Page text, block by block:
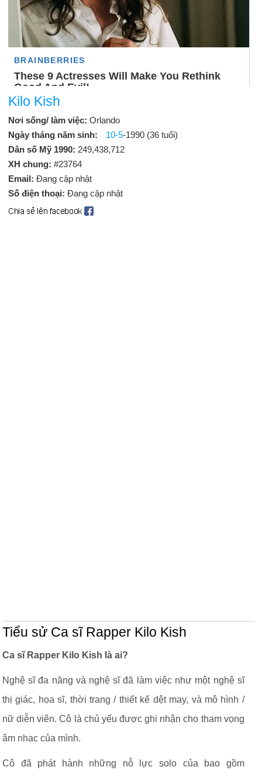
Kilo Kish
Nơi sống/ làm việc: Orlando
Ngày tháng năm sinh:
10-5-1990 (36 tuổi)
Dân số Mỹ 1990: 249,438,712
XH chung: #23764
Email: Đang cập nhật
Số điện thoại: Đang cập nhật
Tiểu sử Ca sĩ Rapper Kilo Kish
Ca sĩ Rapper Kilo Kish là ai?
Nghệ sĩ đa năng và nghệ sĩ đã làm việc như một nghệ sĩ
thị giác, họa sĩ, thời trang / thiết kế dệt may, và mô hình /
nữ diễn viên. Cô là chủ yếu được ghi nhận cho tham vọng
âm nhạc của mình.
Cô đã phát hành những nỗ lực solo của bao gồm